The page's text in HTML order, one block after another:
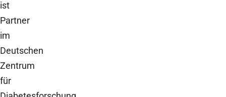
ist
Partner
im
Deutschen
Zentrum
für